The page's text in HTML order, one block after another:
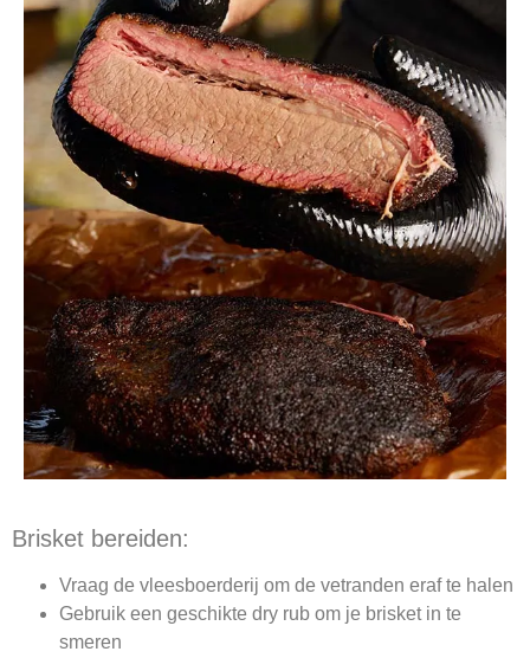
Brisket bereiden:
Vraag de vleesboerderij om de vetranden eraf te halen
Gebruik een geschikte dry rub om je brisket in te
smeren